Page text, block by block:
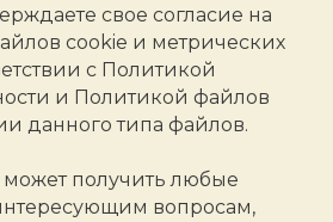
свое согласие на
cookie и метрических
с Политикой
и Политикой файлов
данного типа файлов.
может получить любые
вопросам,